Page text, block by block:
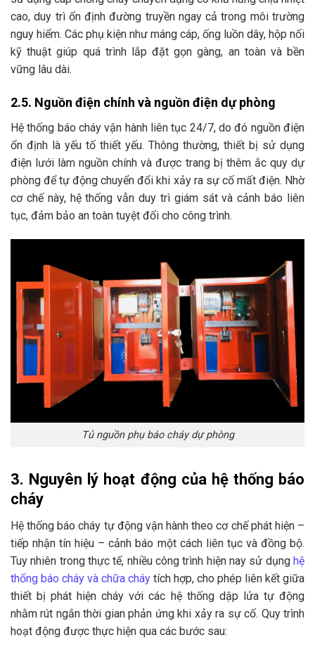
cao, duy trì ổn định đường truyền ngay cả trong môi trường
nguy hiểm. Các phụ kiện như máng cáp, ống luồn dây, hộp nối
kỹ thuật giúp quá trình lắp đặt gọn gàng, an toàn và bền
vững lâu dài.
2.5. Nguồn điện chính và nguồn điện dự phòng
Hệ thống báo cháy vận hành liên tục 24/7, do đó nguồn điện
ổn định là yếu tố thiết yếu. Thông thường, thiết bị sử dụng
điện lưới làm nguồn chính và được trang bị thêm ắc quy dự
phòng để tự động chuyển đổi khi xảy ra sự cố mất điện. Nhờ
cơ chế này, hệ thống vẫn duy trì giám sát và cảnh báo liên
tục, đảm bảo an toàn tuyệt đối cho công trình.
Tủ nguồn phụ báo cháy dự phòng
3. Nguyên lý hoạt động của hệ thống báo
cháy
Hệ thống báo cháy tự động vận hành theo cơ chế phát hiện –
tiếp nhận tín hiệu – cảnh báo một cách liên tục và đồng bộ.
Tuy nhiên trong thực tế, nhiều công trình hiện nay sử dụng hệ
thống báo cháy và chữa cháy tích hợp, cho phép liên kết giữa
thiết bị phát hiện cháy với các hệ thống dập lửa tự động
nhằm rút ngắn thời gian phản ứng khi xảy ra sự cố. Quy trình
hoạt động được thực hiện qua các bước sau: